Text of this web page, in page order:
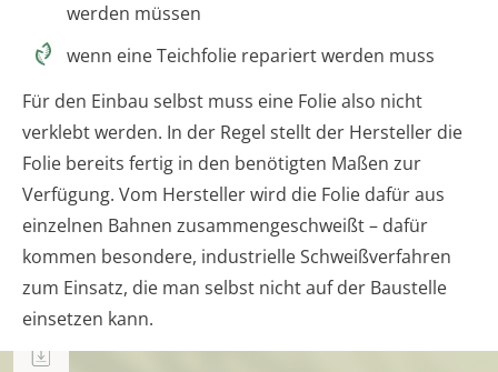
werden müssen
wenn eine Teichfolie repariert werden muss
Für den Einbau selbst muss eine Folie also nicht
verklebt werden. In der Regel stellt der Hersteller die
Folie bereits fertig in den benötigten Maßen zur
Verfügung. Vom Hersteller wird die Folie dafür aus
einzelnen Bahnen zusammengeschweißt – dafür
kommen besondere, industrielle Schweißverfahren
zum Einsatz, die man selbst nicht auf der Baustelle
einsetzen kann.